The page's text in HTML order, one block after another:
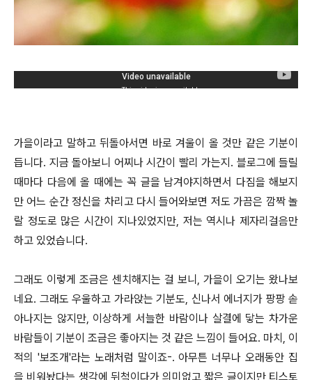
가을이라고 말하고 뒤돌아서면 바로 겨울이 올 것만 같은 기분이
듭니다. 지금 돌아보니 어찌나 시간이 빨리 가는지. 블로그에 들릴
때마다 다음에 올 때에는 꼭 글을 남겨야지하면서 다짐을 해보지
만 어느 순간 정신을 차리고 다시 들어와보면 저도 가끔은 깜짝 놀
랄 정도로 많은 시간이 지나있었지만, 저는 역시나 제자리걸음만
하고 있었습니다.
그래도 이렇게 조금은 센치해지는 걸 보니, 가을이 오기는 왔나보
네요. 그래도 우울하고 가라앉는 기분도, 신나서 에너지가 팡팡 솓
아나지는 않지만, 이상하게 서늘한 바람이나 살결에 닿는 차가운
바람들이 기분이 조금은 좋아지는 것 같은 느낌이 들어요. 마치, 이
적의 '보조개'라는 노래처럼 말이죠-. 아무튼 너무나 오래동안 집
을 비워놨다는 생각에 뒤척이다가 의미없고 짧은 글이지만 티스토